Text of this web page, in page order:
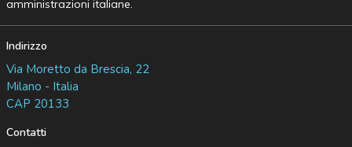
amministrazioni italiane.
Indirizzo
Via Moretto da Brescia, 22
Milano - Italia
CAP 20133
Contatti